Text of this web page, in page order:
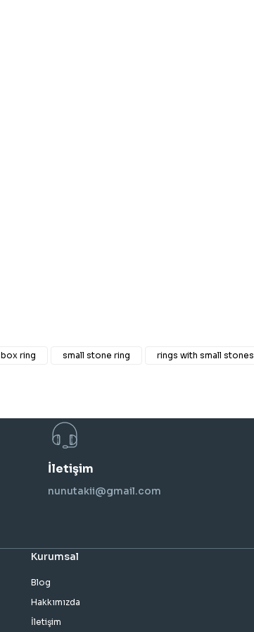
box ring small stone ring rings with small stones
İletişim
nunutakii@gmail.com
Kurumsal
Blog
Hakkımızda
İletişim